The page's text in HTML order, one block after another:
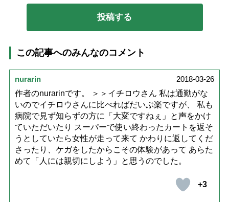
この記事へのみんなのコメント
nurarin
2018-03-26
作者のnurarinです。 ＞＞イチロウさん 私は通勤がな
いのでイチロウさんに比べればだいぶ楽ですが、 私も
病院で見ず知らずの方に「大変ですねぇ」と声をかけ
ていただいたり スーパーで使い終わったカートを返そ
うとしていたら女性が走って来て かわりに返してくだ
さったり、ケガをしたからこその体験があって あらた
めて「人には親切にしよう」と思うのでした。
+3